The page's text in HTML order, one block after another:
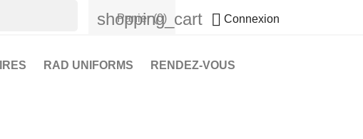
shopping_cart
Panier (0)  Connexion
RAD UNIFORMS RENDEZ-VOUS